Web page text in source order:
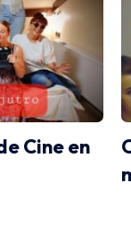
Cine en